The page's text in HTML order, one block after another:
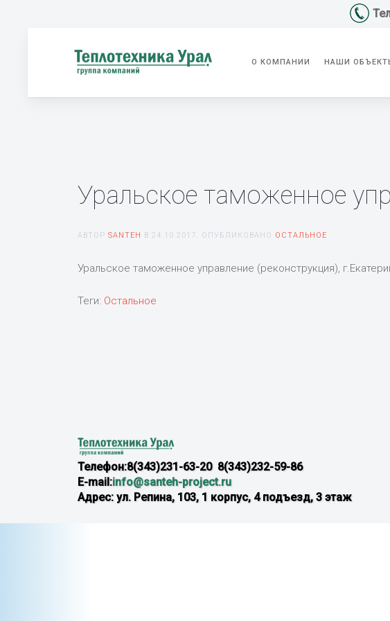
О КОМПАНИИ НАШИ
Уральское таможенное
АВТОР SANTEH В 24.10.2017 . ОПУБЛИКОВАНО ОСТАЛЬНОЕ
Уральское таможенное управление (реконструкция),
Теги: Остальное
Телефон:8(343)231-63-20 8(343)232-59-86
E-mail:info@santeh-project.ru
Адрес: ул. Репина, 103, 1 корпус, 4 подъезд, 3 этаж